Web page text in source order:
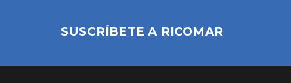
SUSCRÍBETE A RICOMAR